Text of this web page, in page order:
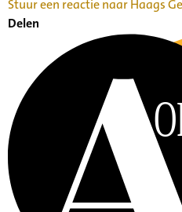
Stuur een reactie naar Haags
Delen